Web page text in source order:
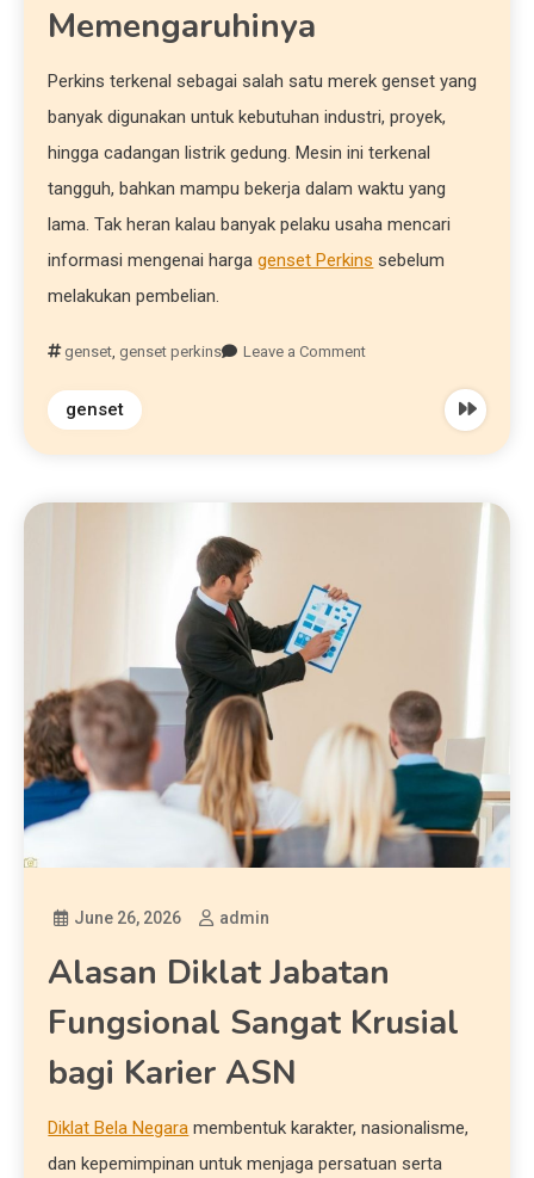
Memengaruhinya
Perkins terkenal sebagai salah satu merek genset yang
banyak digunakan untuk kebutuhan industri, proyek,
hingga cadangan listrik gedung. Mesin ini terkenal
tangguh, bahkan mampu bekerja dalam waktu yang
lama. Tak heran kalau banyak pelaku usaha mencari
informasi mengenai hargagenset Perkins sebelum
melakukan pembelian.
genset genset perkins Leave a Comment
genset
June 26, 2026 admin
Alasan Diklat Jabatan
Fungsional Sangat Krusial
bagi Karier ASN
Diklat Bela Negara membentuk karakter, nasionalisme,
dan kepemimpinan untuk menjaga persatuan serta